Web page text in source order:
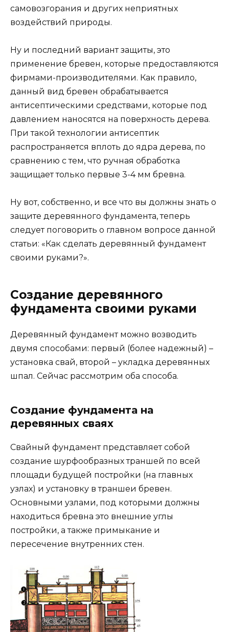
самовозгорания и других неприятных
воздействий природы.
Ну и последний вариант защиты, это
применение бревен, которые предоставляются
фирмами-производителями. Как правило,
данный вид бревен обрабатывается
антисептическими средствами, которые под
давлением наносятся на поверхность дерева.
При такой технологии антисептик
распространяется вплоть до ядра дерева, по
сравнению с тем, что ручная обработка
защищает только первые 3-4 мм бревна.
Ну вот, собственно, и все что вы должны знать о
защите деревянного фундамента, теперь
следует поговорить о главном вопросе данной
статьи: «Как сделать деревянный фундамент
своими руками?».
Создание деревянного
фундамента своими руками
Деревянный фундамент можно возводить
двумя способами: первый (более надежный) –
установка свай, второй – укладка деревянных
шпал. Сейчас рассмотрим оба способа.
Создание фундамента на
деревянных сваях
Свайный фундамент представляет собой
создание шурфообразных траншей по всей
площади будущей постройки (на главных
узлах) и установку в траншеи бревен.
Основными узлами, под которыми должны
находиться бревна это внешние углы
постройки, а также примыкание и
пересечение внутренних стен.